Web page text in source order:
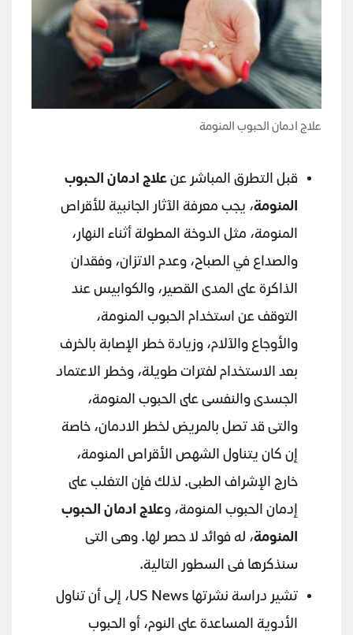
علاج ادمان الحبوب المنومة
قبل التطرق المباشر عنعلاج ادمان الحبوب
المنومة، يجب معرفة الآثار الجانبية للأقراص
المنومة، مثل الدوخة المطولة أثناء النهار،
والصداع في الصباح، وعدم الاتزان، وفقدان
الذاكرة على المدى القصير، والكوابيس عند
التوقف عن استخدام الحبوب المنومة،
والأوجاع والآلام، وزيادة خطر الإصابة بالخرف
بعد الاستخدام لفترات طويلة، وخطر الاعتماد
الجسدى والنفسى على الحبوب المنومة،
والتى قد تصل بالمريض لخطر الادمان، خاصة
إن كان يتناول الشهص الأقراص المنومة،
خارج الإشراف الطبى. لذلك فإن التغلب على
إدمان الحبوب المنومة، وعلاج ادمان الحبوب
المنومة، له فوائد لا حصر لها. وهى التى
سنذكرها فى السطور التالية.
تشير دراسة نشرتها US News، إلى أن تناول
الأدوية المساعدة على النوم، أو الحبوب